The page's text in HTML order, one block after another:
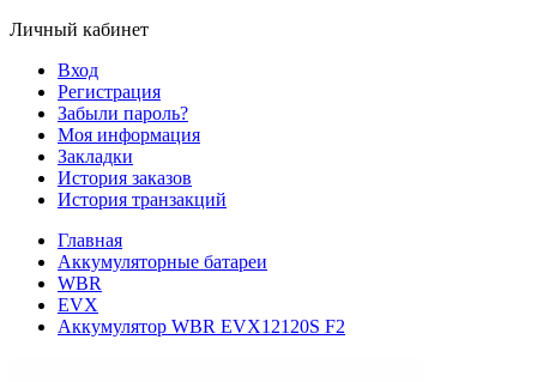
Личный кабинет
Вход
Регистрация
Забыли пароль?
Моя информация
Закладки
История заказов
История транзакций
Главная
Аккумуляторные батареи
WBR
EVX
Аккумулятор WBR EVX12120S F2